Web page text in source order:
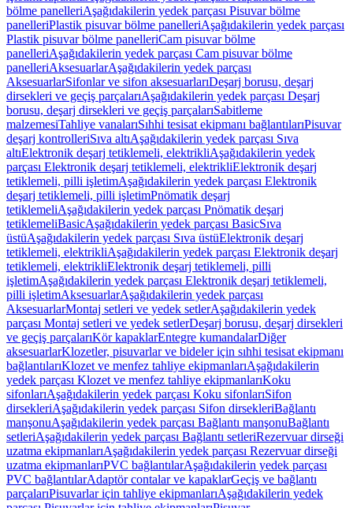
bölme panelleriAşağıdakilerin yedek parçası Pisuvar bölme
panelleriPlastik pisuvar bölme panelleriAşağıdakilerin yedek parçası
Plastik pisuvar bölme panelleriCam pisuvar bölme
panelleriAşağıdakilerin yedek parçası Cam pisuvar bölme
panelleriAksesuarlarAşağıdakilerin yedek parçası
AksesuarlarSifonlar ve sifon aksesuarlarıDeşarj borusu, deşarj
dirsekleri ve geçiş parçalarıAşağıdakilerin yedek parçası Deşarj
borusu, deşarj dirsekleri ve geçiş parçalarıSabitleme
malzemesiTahliye vanalarıSıhhi tesisat ekipmanı bağlantılarıPisuvar
deşarj kontrolleriSıva altıAşağıdakilerin yedek parçası Sıva
altıElektronik deşarj tetiklemeli, elektrikliAşağıdakilerin yedek
parçası Elektronik deşarj tetiklemeli, elektrikliElektronik deşarj
tetiklemeli, pilli işletimAşağıdakilerin yedek parçası Elektronik
deşarj tetiklemeli, pilli işletimPnömatik deşarj
tetiklemeliAşağıdakilerin yedek parçası Pnömatik deşarj
tetiklemeliBasicAşağıdakilerin yedek parçası BasicSıva
üstüAşağıdakilerin yedek parçası Sıva üstüElektronik deşarj
tetiklemeli, elektrikliAşağıdakilerin yedek parçası Elektronik deşarj
tetiklemeli, elektrikliElektronik deşarj tetiklemeli, pilli
işletimAşağıdakilerin yedek parçası Elektronik deşarj tetiklemeli,
pilli işletimAksesuarlarAşağıdakilerin yedek parçası
AksesuarlarMontaj setleri ve yedek setlerAşağıdakilerin yedek
parçası Montaj setleri ve yedek setlerDeşarj borusu, deşarj dirsekleri
ve geçiş parçalarıKör kapaklarEntegre kumandalarDiğer
aksesuarlarKlozetler, pisuvarlar ve bideler için sıhhi tesisat ekipmanı
bağlantılarıKlozet ve menfez tahliye ekipmanlarıAşağıdakilerin
yedek parçası Klozet ve menfez tahliye ekipmanlarıKoku
sifonlarıAşağıdakilerin yedek parçası Koku sifonlarıSifon
dirsekleriAşağıdakilerin yedek parçası Sifon dirsekleriBağlantı
manşonuAşağıdakilerin yedek parçası Bağlantı manşonuBağlantı
setleriAşağıdakilerin yedek parçası Bağlantı setleriRezervuar dirseği
uzatma ekipmanlarıAşağıdakilerin yedek parçası Rezervuar dirseği
uzatma ekipmanlarıPVC bağlantılarAşağıdakilerin yedek parçası
PVC bağlantılarAdaptör contalar ve kapaklarGeçiş ve bağlantı
parçalarıPisuvarlar için tahliye ekipmanlarıAşağıdakilerin yedek